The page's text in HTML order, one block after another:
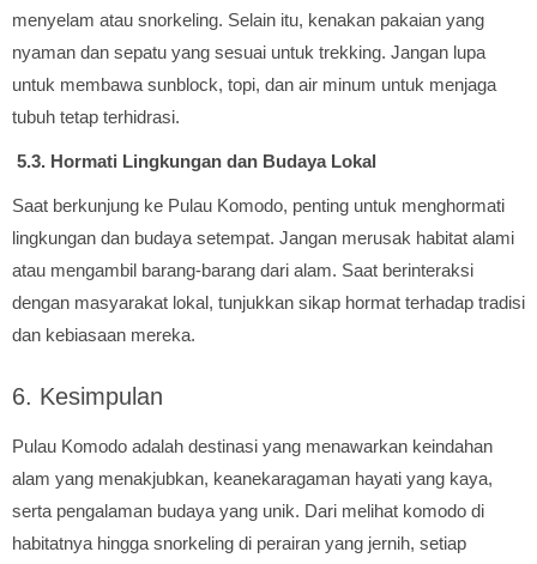
menyelam atau snorkeling. Selain itu, kenakan pakaian yang
nyaman dan sepatu yang sesuai untuk trekking. Jangan lupa
untuk membawa sunblock, topi, dan air minum untuk menjaga
tubuh tetap terhidrasi.
5.3. Hormati Lingkungan dan Budaya Lokal
Saat berkunjung ke Pulau Komodo, penting untuk menghormati
lingkungan dan budaya setempat. Jangan merusak habitat alami
atau mengambil barang-barang dari alam. Saat berinteraksi
dengan masyarakat lokal, tunjukkan sikap hormat terhadap tradisi
dan kebiasaan mereka.
6. Kesimpulan
Pulau Komodo adalah destinasi yang menawarkan keindahan
alam yang menakjubkan, keanekaragaman hayati yang kaya,
serta pengalaman budaya yang unik. Dari melihat komodo di
habitatnya hingga snorkeling di perairan yang jernih, setiap